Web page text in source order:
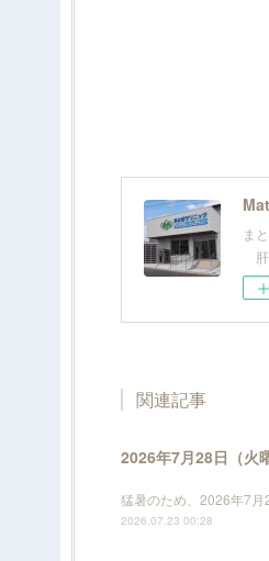
ま
肝
関連記事
2026年7月28日（火
猛暑のため、2026年7月
2026.07.23 00:28